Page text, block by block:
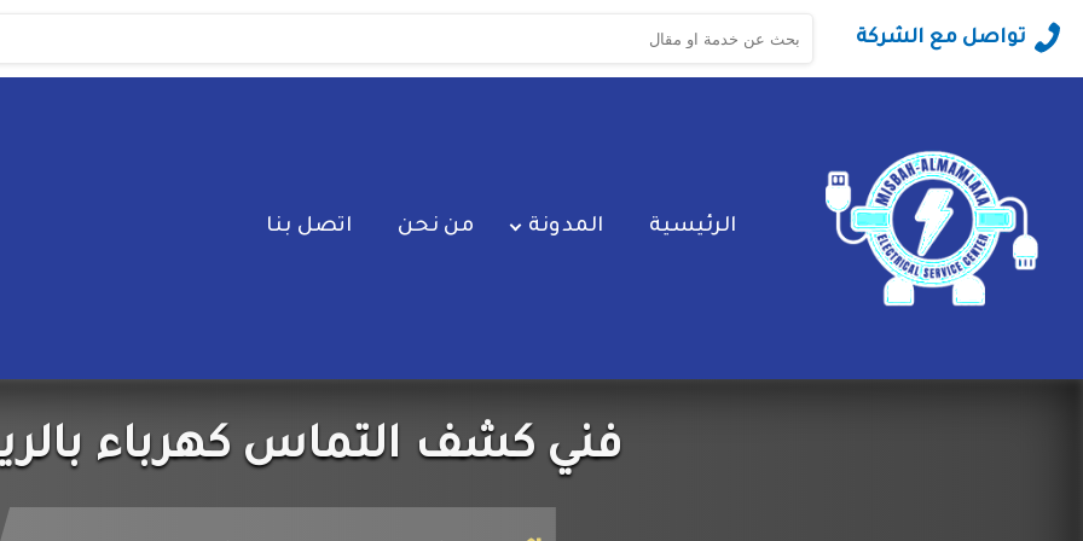
تواصل مع الشركة
البحث
عن:
الرئيسية المدونة من نحن اتصل بنا
فني كشف التماس كهرباء